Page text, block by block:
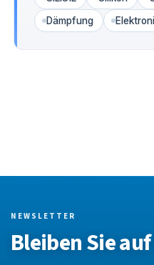
Dämpfung
NEWSLETTER
Bleiben Sie